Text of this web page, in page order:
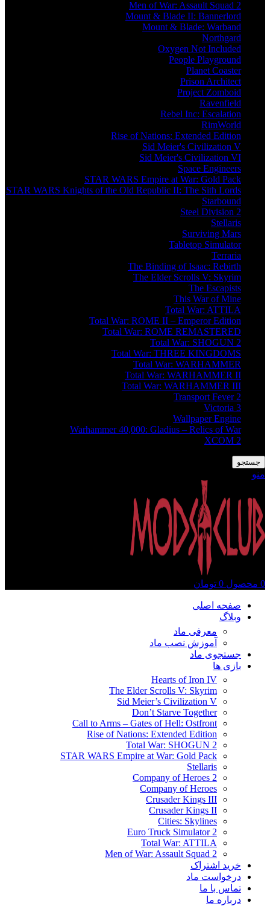
Men of War: Assault Squad 2
Mount & Blade II: Bannerlord
Mount & Blade: Warband
Northgard
Oxygen Not Included
People Playground
Planet Coaster
Prison Architect
Project Zomboid
Ravenfield
Rebel Inc: Escalation
RimWorld
Rise of Nations: Extended Edition
Sid Meier's Civilization V
Sid Meier's Civilization VI
Space Engineers
STAR WARS Empire at War: Gold Pack
STAR WARS Knights of the Old Republic II: The Sith Lords
Starbound
Steel Division 2
Stellaris
Surviving Mars
Tabletop Simulator
Terraria
The Binding of Isaac: Rebirth
The Elder Scrolls V: Skyrim
The Escapists
This War of Mine
Total War: ATTILA
Total War: ROME II – Emperor Edition
Total War: ROME REMASTERED
Total War: SHOGUN 2
Total War: THREE KINGDOMS
Total War: WARHAMMER
Total War: WARHAMMER II
Total War: WARHAMMER III
Transport Fever 2
Victoria 3
Wallpaper Engine
Warhammer 40,000: Gladius – Relics of War
XCOM 2
جستجو
منو
0 محصول 0 تومان
صفحه اصلی
وبلاگ
معرفی ماد
آموزش نصب ماد
جستجوی ماد
بازی ها
Hearts of Iron IV
The Elder Scrolls V: Skyrim
Sid Meier’s Civilization V
Don’t Starve Together
Call to Arms – Gates of Hell: Ostfront
Rise of Nations: Extended Edition
Total War: SHOGUN 2
STAR WARS Empire at War: Gold Pack
Stellaris
Company of Heroes 2
Company of Heroes
Crusader Kings III
Crusader Kings II
Cities: Skylines
Euro Truck Simulator 2
Total War: ATTILA
Men of War: Assault Squad 2
خرید اشتراک
درخواست ماد
تماس با ما
درباره ما